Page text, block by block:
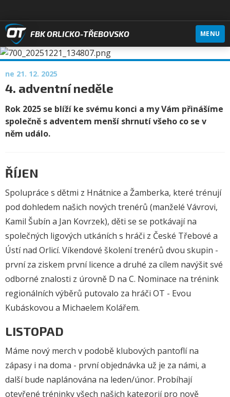
FBK ORLICKO-TŘEBOVSKO MENU
ne 21. 12. 2025
4. adventní neděle
Rok 2025 se blíží ke svému konci a my Vám přinášíme
společně s adventem menší shrnutí všeho co se v
něm událo.
ŘÍJEN
Spolupráce s dětmi z Hnátnice a Žamberka, které trénují
pod dohledem našich nových trenérů (manželé Vávrovi,
Kamil Šubín a Jan Kovrzek), děti se se potkávají na
společných ligových utkáních s hráči z České Třebové a
Ústí nad Orlicí. Víkendové školení trenérů dvou skupin -
první za ziskem první licence a druhé za cílem navýšit své
odborné znalosti z úrovně D na C. Nominace na trénink
regionálních výběrů putovalo za hráči OT - Evou
Kubáskovou a Michaelem Kolářem.
LISTOPAD
Máme nový merch v podobě klubových pantoflí na
zápasy i na doma - první objednávka už je za námi, a
další bude naplánována na leden/únor. Probíhají
otevřené tréninky všech našich kategorií pro nově